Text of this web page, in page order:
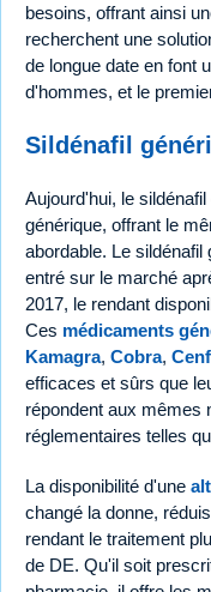
besoins, offrant ainsi
recherchent une
de longue date en font
d'hommes, et le
Sildénafil
Aujourd'hui, le
générique, offrant le
abordable. Le sildénafil
entré sur le marché
2017, le rendant
Ces médicaments
Kamagra, Cobra,
efficaces et sûrs que
répondent aux mêmes
réglementaires telles
La disponibilité d'une
changé la donne,
rendant le traitement
de DE. Qu'il soit